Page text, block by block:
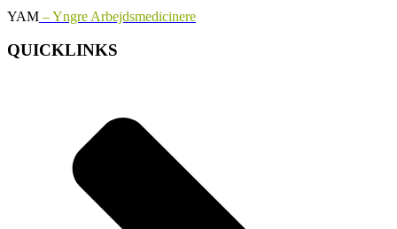
YAM – Yngre Arbejdsmedicinere
QUICKLINKS